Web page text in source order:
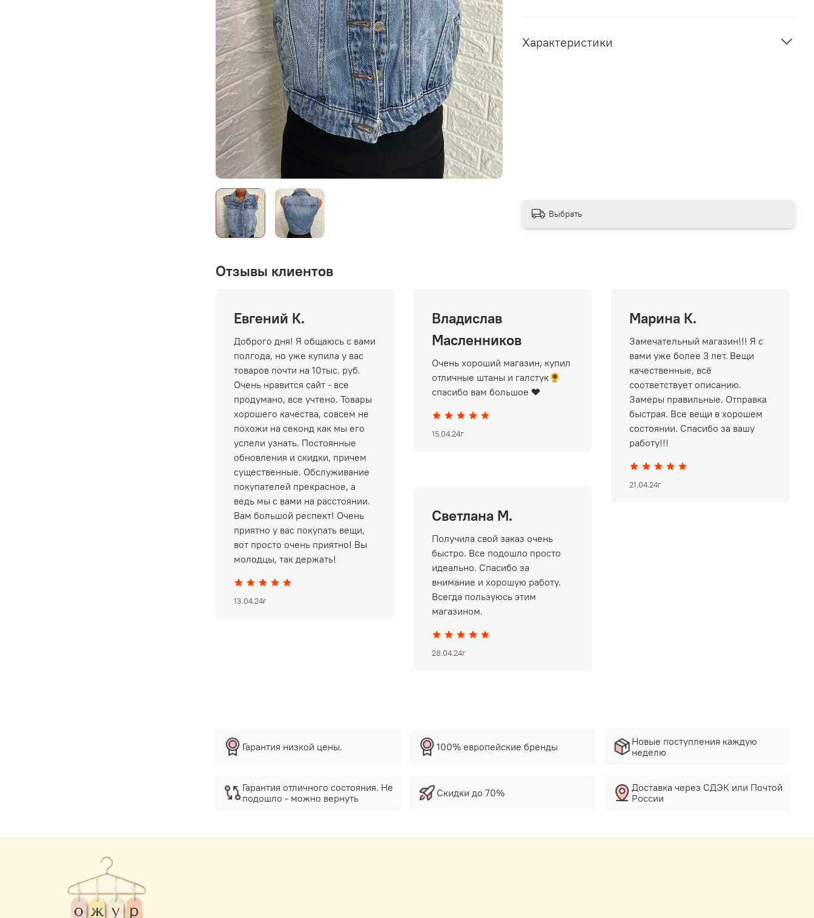
Характеристики
Выбрать
Отзывы клиентов
Евгений К.
Доброго дня! Я общаюсь с вами
полгода, но уже купила у вас
товаров почти на 10тыс. руб.
Очень нравится сайт - все
продумано, все учтено. Товары
хорошего качества, совсем не
похожи на секонд как мы его
успели узнать. Постоянные
обновления и скидки, причем
существенные. Обслуживание
покупателей прекрасное, а
ведь мы с вами на расстоянии.
Вам большой респект! Очень
приятно у вас покупать вещи,
вот просто очень приятно! Вы
молодцы, так держать!
13.04.24г
Владислав
Масленников
Очень хороший магазин, купил
отличные штаны и галстук🌻
спасибо вам большое ❤️
15.04.24г
Марина К.
Замечательный магазин!!! Я с
вами уже более 3 лет. Вещи
качественные, всё
соответствует описанию.
Замеры правильные. Отправка
быстрая. Все вещи в хорошем
состоянии. Спасибо за вашу
работу!!!
21.04.24г
Светлана М.
Получила свой заказ очень
быстро. Все подошло просто
идеально. Спасибо за
внимание и хорошую работу.
Всегда пользуюсь этим
магазином.
28.04.24г
Гарантия низкой цены.
Гарантия отличного состояния. Не
подошло - можно вернуть
100% европейские бренды
Скидки до 70%
Новые поступления каждую
неделю
Доставка через СДЭК или Почтой
России